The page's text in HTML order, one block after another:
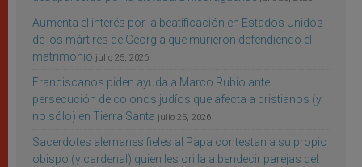
Aumenta el interés por la beatificación en Estados Unidos
de los mártires de Georgia que murieron defendiendo el
matrimonio julio 25, 2026
Franciscanos piden ayuda a Marco Rubio ante
persecución de colonos judíos que afecta a cristianos (y
no sólo) en Tierra Santa julio 25, 2026
Sacerdotes alemanes fieles al Papa contestan a su propio
obispo (y cardenal) quien les orilla a bendecir parejas del